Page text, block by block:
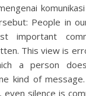
People in
important
This view is
a person
kind of
even silence is